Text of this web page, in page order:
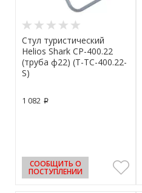
Стул туристический
Helios Shark CP-400.22
(труба ф22) (T-TC-400.22-
S)
1 082 p
СООБЩИТЬ О
ПОСТУПЛЕНИИ